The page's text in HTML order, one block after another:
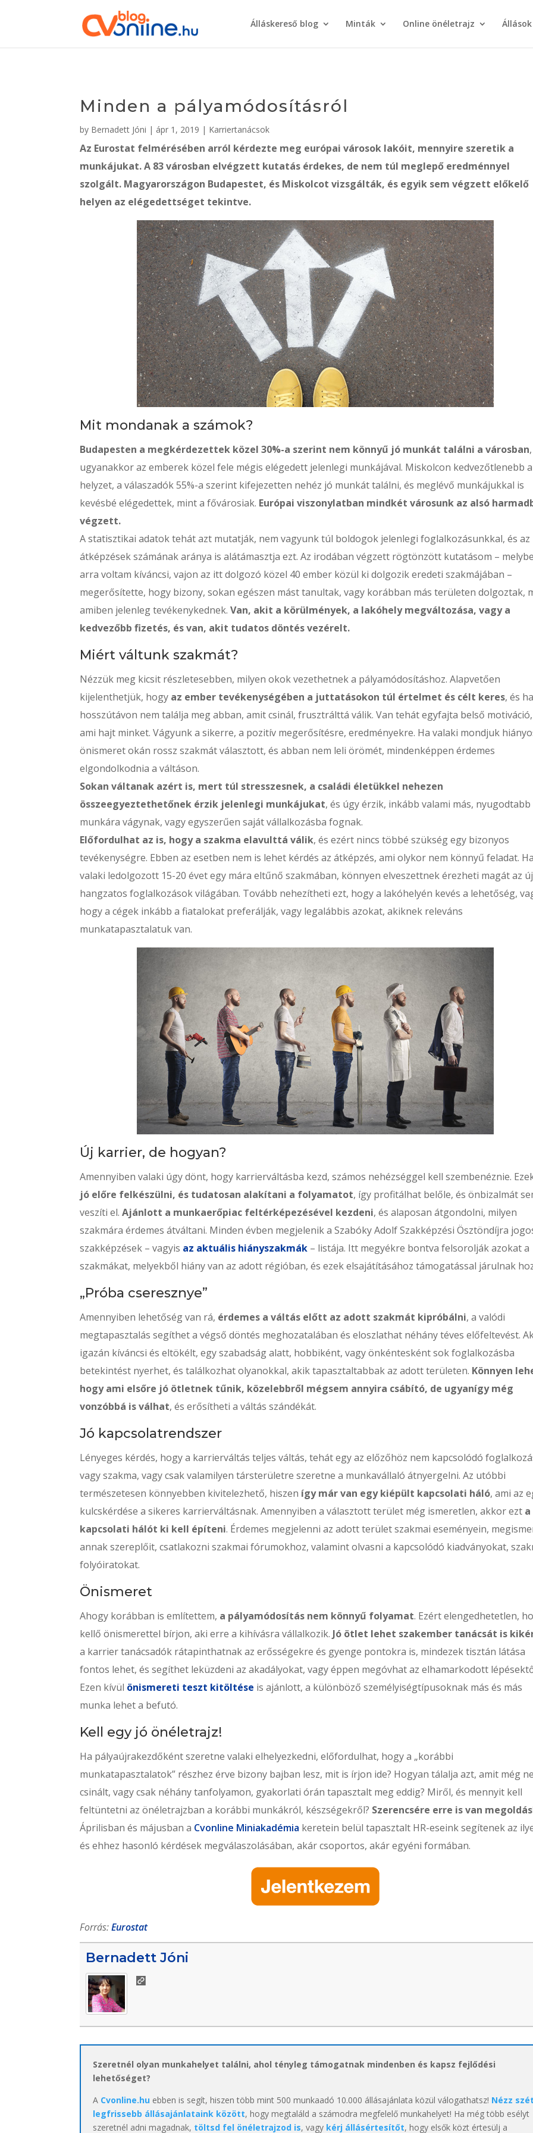
Álláskereső blog Minták Online önéletrajz Állások
Minden a pályamódosításról
by Bernadett Jóni | ápr 1, 2019 | Karriertanácsok
Az Eurostat felmérésében arról kérdezte meg európai városok lakóit, mennyire szeretik a
munkájukat. A 83 városban elvégzett kutatás érdekes, de nem túl meglepő eredménnyel
szolgált. Magyarországon Budapestet, és Miskolcot vizsgálták, és egyik sem végzett előkelő
helyen az elégedettséget tekintve.
Mit mondanak a számok?
Budapesten a megkérdezettek közel 30%-a szerint nem könnyű jó munkát találni a városban,
ugyanakkor az emberek közel fele mégis elégedett jelenlegi munkájával. Miskolcon kedvezőtlenebb a
helyzet, a válaszadók 55%-a szerint kifejezetten nehéz jó munkát találni, és meglévő munkájukkal is
kevésbé elégedettek, mint a fővárosiak. Európai viszonylatban mindkét városunk az alsó
végzett.
A statisztikai adatok tehát azt mutatják, nem vagyunk túl boldogok jelenlegi foglalkozásunkkal, és az
átképzések számának aránya is alátámasztja ezt. Az irodában végzett rögtönzött kutatásom –
arra voltam kíváncsi, vajon az itt dolgozó közel 40 ember közül ki dolgozik eredeti szakmájában –
megerősítette, hogy bizony, sokan egészen mást tanultak, vagy korábban más területen dolgoztak,
amiben jelenleg tevékenykednek. Van, akit a körülmények, a lakóhely megváltozása, vagy a
kedvezőbb fizetés, és van, akit tudatos döntés vezérelt.
Miért váltunk szakmát?
Nézzük meg kicsit részletesebben, milyen okok vezethetnek a pályamódosításhoz. Alapvetően
kijelenthetjük, hogy az ember tevékenységében a juttatásokon túl értelmet és célt keres, és
hosszútávon nem találja meg abban, amit csinál, frusztrálttá válik. Van tehát egyfajta belső motiváció,
ami hajt minket. Vágyunk a sikerre, a pozitív megerősítésre, eredményekre. Ha valaki mondjuk
önismeret okán rossz szakmát választott, és abban nem leli örömét, mindenképpen érdemes
elgondolkodnia a váltáson.
Sokan váltanak azért is, mert túl stresszesnek, a családi életükkel nehezen
összeegyeztethetőnek érzik jelenlegi munkájukat, és úgy érzik, inkább valami más, nyugodtabb
munkára vágynak, vagy egyszerűen saját vállalkozásba fognak.
Előfordulhat az is, hogy a szakma elavulttá válik, és ezért nincs többé szükség egy bizonyos
tevékenységre. Ebben az esetben nem is lehet kérdés az átképzés, ami olykor nem könnyű feladat. Ha
valaki ledolgozott 15-20 évet egy mára eltűnő szakmában, könnyen elveszettnek érezheti magát az
hangzatos foglalkozások világában. Tovább nehezítheti ezt, hogy a lakóhelyén kevés a lehetőség,
hogy a cégek inkább a fiatalokat preferálják, vagy legalábbis azokat, akiknek releváns
munkatapasztalatuk van.
Új karrier, de hogyan?
Amennyiben valaki úgy dönt, hogy karrierváltásba kezd, számos nehézséggel kell szembenéznie.
jó előre felkészülni, és tudatosan alakítani a folyamatot, így profitálhat belőle, és önbizalmát
veszíti el.Ajánlott a munkaerőpiac feltérképezésével kezdeni, és alaposan átgondolni, milyen
szakmára érdemes átváltani. Minden évben megjelenik a Szabóky Adolf Szakképzési Ösztöndíjra
szakképzések – vagyis az aktuális hiányszakmák – listája. Itt megyékre bontva felsorolják azokat a
szakmákat, melyekből hiány van az adott régióban, és ezek elsajátításához támogatással járulnak
„Próba cseresznye”
Amennyiben lehetőség van rá, érdemes a váltás előtt az adott szakmát kipróbálni, a valódi
megtapasztalás segíthet a végső döntés meghozatalában és eloszlathat néhány téves előfeltevést.
igazán kíváncsi és eltökélt, egy szabadság alatt, hobbiként, vagy önkéntesként sok foglalkozásba
betekintést nyerhet, és találkozhat olyanokkal, akik tapasztaltabbak az adott területen. Könnyen
hogy ami elsőre jó ötletnek tűnik, közelebbről mégsem annyira csábító, de ugyanígy még
vonzóbbá is válhat, és erősítheti a váltás szándékát.
Jó kapcsolatrendszer
Lényeges kérdés, hogy a karrierváltás teljes váltás, tehát egy az előzőhöz nem kapcsolódó
vagy szakma, vagy csak valamilyen társterületre szeretne a munkavállaló átnyergelni. Az utóbbi
természetesen könnyebben kivitelezhető, hiszen így már van egy kiépült kapcsolati háló, ami az
kulcskérdése a sikeres karrierváltásnak. Amennyiben a választott terület még ismeretlen, akkor ezt a
kapcsolati hálót ki kell építeni. Érdemes megjelenni az adott terület szakmai eseményein,
annak szereplőit, csatlakozni szakmai fórumokhoz, valamint olvasni a kapcsolódó kiadványokat,
folyóiratokat.
Önismeret
Ahogy korábban is említettem, a pályamódosítás nem könnyű folyamat. Ezért elengedhetetlen,
kellő önismerettel bírjon, aki erre a kihívásra vállalkozik. Jó ötlet lehet szakember tanácsát is
a karrier tanácsadók rátapinthatnak az erősségekre és gyenge pontokra is, mindezek tisztán látása
fontos lehet, és segíthet leküzdeni az akadályokat, vagy éppen megóvhat az elhamarkodott
Ezen kívül önismereti teszt kitöltése is ajánlott, a különböző személyiségtípusoknak más és más
munka lehet a befutó.
Kell egy jó önéletrajz!
Ha pályaújrakezdőként szeretne valaki elhelyezkedni, előfordulhat, hogy a „korábbi
munkatapasztalatok” részhez érve bizony bajban lesz, mit is írjon ide? Hogyan tálalja azt, amit még
csinált, vagy csak néhány tanfolyamon, gyakorlati órán tapasztalt meg eddig? Miről, és mennyit kell
feltüntetni az önéletrajzban a korábbi munkákról, készségekről? Szerencsére erre is van
Áprilisban és májusban a Cvonline Miniakadémia keretein belül tapasztalt HR-eseink segítenek az
és ehhez hasonló kérdések megválaszolásában, akár csoportos, akár egyéni formában.
Forrás: Eurostat
Bernadett Jóni
Szeretnél olyan munkahelyet találni, ahol tényleg támogatnak mindenben és kapsz fejlődési
lehetőséget?
A Cvonline.hu ebben is segít, hiszen több mint 500 munkaadó 10.000 állásajánlata közül válogathatsz! Nézz szét
legfrissebb állásajánlataink között, hogy megtaláld a számodra megfelelő munkahelyet! Ha még több esélyt
szeretnél adni magadnak, töltsd fel önéletrajzod is, vagy kérj állásértesítőt, hogy elsők közt értesülj a